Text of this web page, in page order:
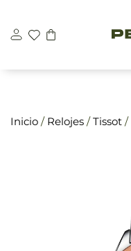
contenido
Inicio / Relojes /Tissot /